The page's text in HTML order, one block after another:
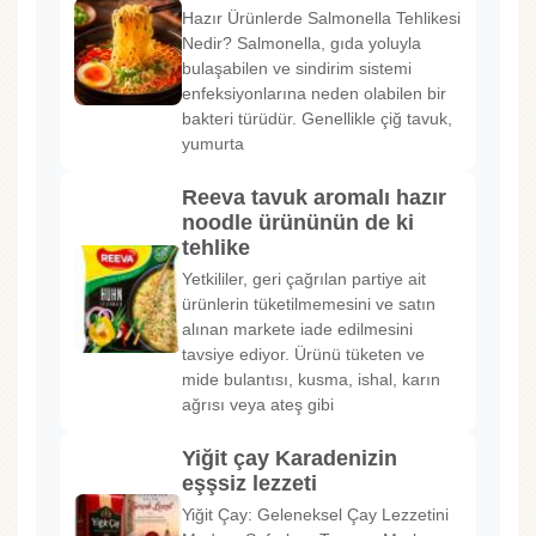
Hazır Ürünlerde Salmonella Tehlikesi
Nedir? Salmonella, gıda yoluyla
bulaşabilen ve sindirim sistemi
enfeksiyonlarına neden olabilen bir
bakteri türüdür. Genellikle çiğ tavuk,
yumurta
Reeva tavuk aromalı hazır
noodle ürününün de ki
tehlike
Yetkililer, geri çağrılan partiye ait
ürünlerin tüketilmemesini ve satın
alınan markete iade edilmesini
tavsiye ediyor. Ürünü tüketen ve
mide bulantısı, kusma, ishal, karın
ağrısı veya ateş gibi
Yiğit çay Karadenizin
eşşsiz lezzeti
Yiğit Çay: Geleneksel Çay Lezzetini